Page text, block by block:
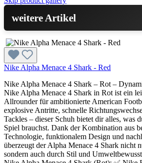
weitere Artikel
Nike Alpha Menace 4 Shark - Red
Nike Alpha Menace 4 Shark – Rot –
Nike Alpha Menace 4 Shark in Rot ist ein
Allrounder für ambitionierte American
explosive Antritte, schnelle
Tackles – dieser Schuh bietet dir alles, was
Spiel brauchst. Dank der Kombination aus
Technologie, funktionalem Design und
überzeugt der Alpha Menace 4 Shark nicht
sondern auch durch Stil und